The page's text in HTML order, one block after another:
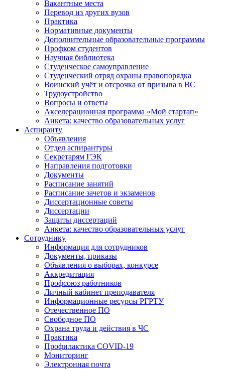
Вакантные места
Перевод из других вузов
Практика
Нормативные документы
Дополнительные образовательные программы
Профком студентов
Научная библиотека
Студенческое самоуправление
Студенческий отряд охраны правопорядка
Воинский учёт и отсрочка от призыва в ВС
Трудоустройство
Вопросы и ответы
Акселерационная программа «Мой стартап»
Анкета: качество образовательных услуг
Аспиранту
Объявления
Отдел аспирантуры
Секретарям ГЭК
Направления подготовки
Документы
Расписание занятий
Расписание зачетов и экзаменов
Диссертационные советы
Диссертации
Защиты диссертаций
Анкета: качество образовательных услуг
Сотруднику
Информация для сотрудников
Документы, приказы
Объявления о выборах, конкурсе
Аккредитация
Профсоюз работников
Личный кабинет преподавателя
Информационные ресурсы РГРТУ
Отечественное ПО
Свободное ПО
Охрана труда и действия в ЧС
Практика
Профилактика COVID-19
Мониторинг
Электронная почта